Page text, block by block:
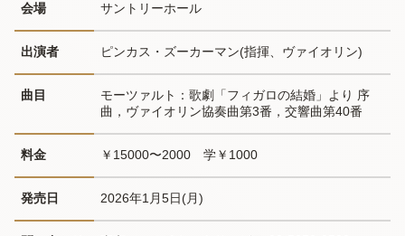
会場 サントリーホール
出演者 ピンカス・ズーカーマン(指揮、ヴァイオリン)
曲目
モーツァルト：歌劇「フィガロの結婚」より 序
曲，ヴァイオリン協奏曲第3番，交響曲第40番
料金 ￥15000〜2000　学￥1000
発売日 2026年1月5日(月)